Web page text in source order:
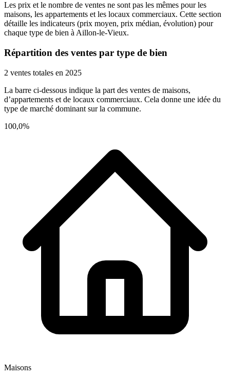
Les prix et le nombre de ventes ne sont pas les mêmes pour les
maisons, les appartements et les locaux commerciaux. Cette section
détaille les indicateurs (prix moyen, prix médian, évolution) pour
chaque type de bien à Aillon-le-Vieux.
Répartition des ventes par type de bien
2 ventes totales en 2025
La barre ci-dessous indique la part des ventes de maisons,
d’appartements et de locaux commerciaux. Cela donne une idée du
type de marché dominant sur la commune.
100,0%
Maisons